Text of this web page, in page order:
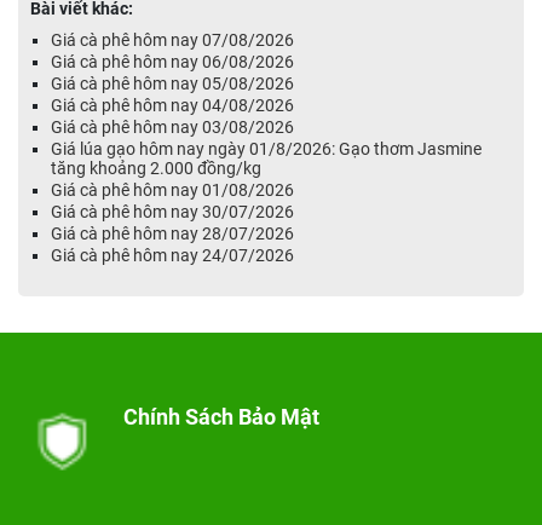
Bài viết khác:
Giá cà phê hôm nay 07/08/2026
Giá cà phê hôm nay 06/08/2026
Giá cà phê hôm nay 05/08/2026
Giá cà phê hôm nay 04/08/2026
Giá cà phê hôm nay 03/08/2026
Giá lúa gạo hôm nay ngày 01/8/2026: Gạo thơm Jasmine
tăng khoảng 2.000 đồng/kg
Giá cà phê hôm nay 01/08/2026
Giá cà phê hôm nay 30/07/2026
Giá cà phê hôm nay 28/07/2026
Giá cà phê hôm nay 24/07/2026
Chính Sách Bảo Mật